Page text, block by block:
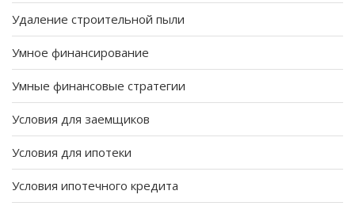
Удаление строительной пыли
Умное финансирование
Умные финансовые стратегии
Условия для заемщиков
Условия для ипотеки
Условия ипотечного кредита